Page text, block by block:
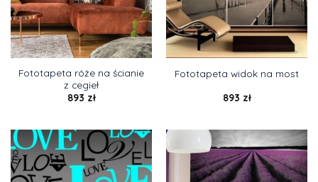
Fototapeta róże na ścianie
z cegieł
893 zł
Fototapeta widok na most
893 zł